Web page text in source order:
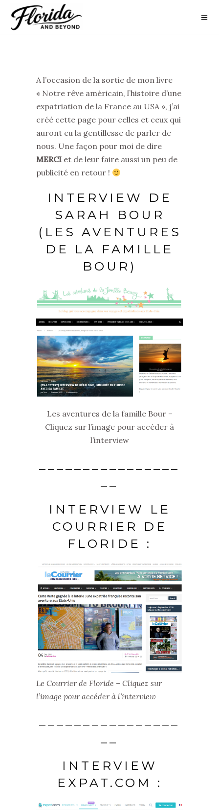
A l’occasion de la sortie de mon livre
« Notre rêve américain, l’histoire d’une
expatriation de la France au USA », j’ai
créé cette page pour celles et ceux qui
auront eu la gentillesse de parler de
nous. Une façon pour moi de dire
MERCI et de leur faire aussi un peu de
publicité en retour !
INTERVIEW DE
SARAH BOUR
(LES AVENTURES
DE LA FAMILLE
BOUR)
Les aventures de la famille Bour –
Cliquez sur l’image pour accéder à
l’interview
INTERVIEW LE
COURRIER DE
FLORIDE :
Le Courrier de Floride – Cliquez sur
l’image pour accéder à l’interview
________________
__
INTERVIEW
EXPAT.COM :